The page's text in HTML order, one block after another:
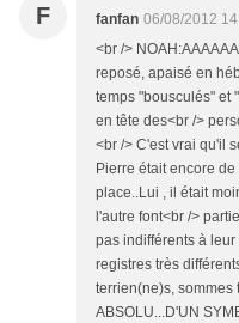
F fanfan 06/08/2012
<br />
reposé, apaisé en
temps "bousculés" et
en tête des<br />
<br /> C'est vrai qu'il
Pierre était encore
place..Lui , il était
l'autre font<br />
pas indifférents à
registres très
terrien(ne)s, sommes
ABSOLU...D'UN